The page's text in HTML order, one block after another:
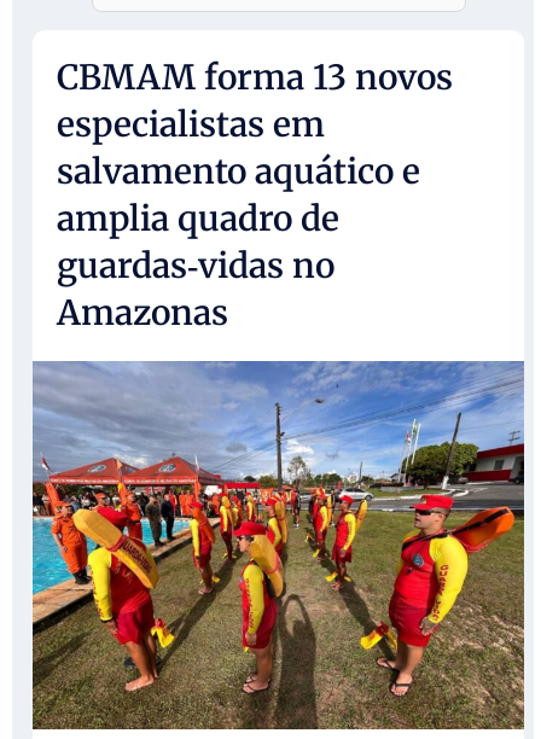
CBMAM forma 13 novos
especialistas em
salvamento aquático e
amplia quadro de
guardas‑vidas no
Amazonas